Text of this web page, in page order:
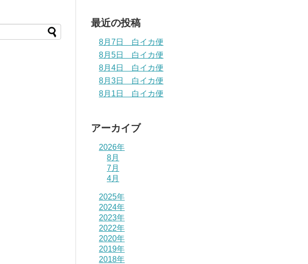
最近の投稿
8月7日 白イカ便
8月5日 白イカ便
8月4日 白イカ便
8月3日 白イカ便
8月1日 白イカ便
アーカイブ
2026年
8月
7月
4月
2025年
2024年
2023年
2022年
2020年
2019年
2018年